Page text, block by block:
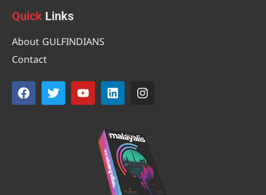
Quick Links
About GULFINDIANS
Contact